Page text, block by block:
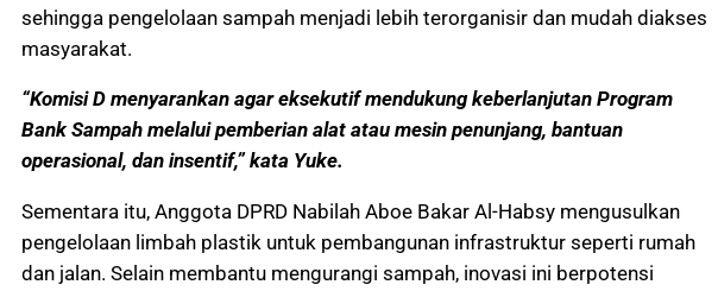
sehingga pengelolaan sampah menjadi lebih terorganisir dan mudah diakses
masyarakat.
“Komisi D menyarankan agar eksekutif mendukung keberlanjutan Program
Bank Sampah melalui pemberian alat atau mesin penunjang, bantuan
operasional, dan insentif,” kata Yuke.
Sementara itu, Anggota DPRD Nabilah Aboe Bakar Al-Habsy mengusulkan
pengelolaan limbah plastik untuk pembangunan infrastruktur seperti rumah
dan jalan. Selain membantu mengurangi sampah, inovasi ini berpotensi